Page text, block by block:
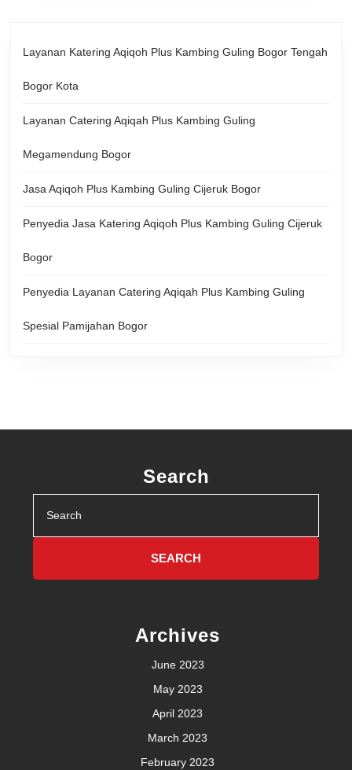
Layanan Katering Aqiqoh Plus Kambing Guling Bogor Tengah
Bogor Kota
Layanan Catering Aqiqah Plus Kambing Guling
Megamendung Bogor
Jasa Aqiqoh Plus Kambing Guling Cijeruk Bogor
Penyedia Jasa Katering Aqiqoh Plus Kambing Guling Cijeruk
Bogor
Penyedia Layanan Catering Aqiqah Plus Kambing Guling
Spesial Pamijahan Bogor
Search
for:
Archives
June 2023
May 2023
April 2023
March 2023
February 2023